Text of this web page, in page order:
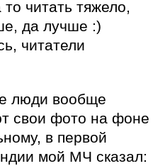
читать тяжело,
да лучше :)
читатели
люди вообще
свои фото на фоне
в первой
мой МЧ сказал: